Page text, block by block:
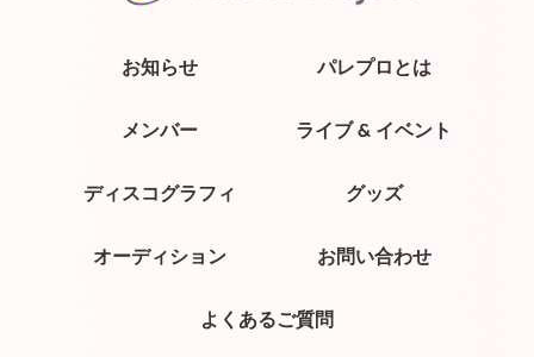
お知らせ パレプロとは
メンバー ライブ & イベント
ディスコグラフィ グッズ
オーディション お問い合わせ
よくあるご質問